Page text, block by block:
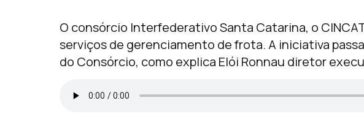
O consórcio Interfederativo Santa Catarina, o
serviços de gerenciamento de frota. A iniciativa
do Consórcio, como explica Elói Ronnau diretor